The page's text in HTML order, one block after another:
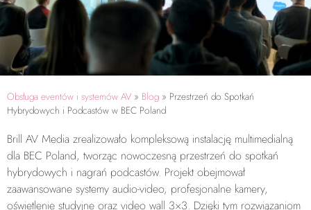
Obsługa eventów i systemów AV » Blog » Przestrzeń do Spotkań
Hybrydowych i Podcastów w BEC Poland
Brill AV Media zrealizowało kompleksową instalację multimedialną
dla BEC Poland, tworząc nowoczesną przestrzeń do spotkań
hybrydowych i nagrań podcastów. Projekt obejmował
zaawansowane systemy audio-video, profesjonalne kamery,
oświetlenie studyjne oraz video wall 3×3. Dzięki tym rozwiązaniom